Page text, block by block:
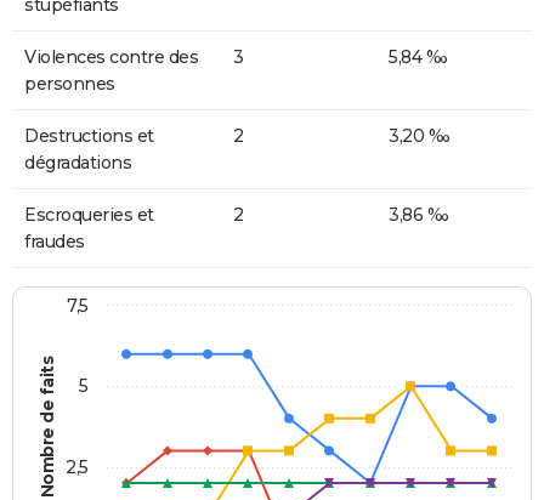
stupéfiants
Violences contre des
personnes
3 5,84 ‰
Destructions et
dégradations
2 3,20 ‰
Escroqueries et
fraudes
2 3,86 ‰
Nombre de faits 2,5
5
7,5